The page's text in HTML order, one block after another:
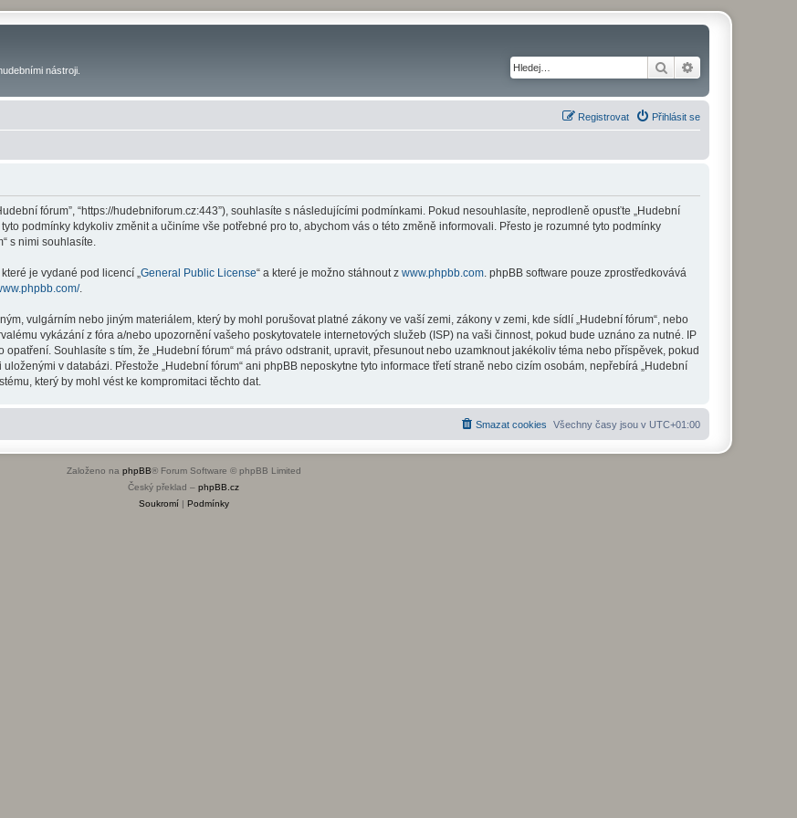
nástroji. Hledat
Přihlásit se
Registrovat
fórum”, “https://hudebniforum.cz:443”), souhlasíte s následujícími podmínkami. Pokud nesouhlasíte, neprodleně opusťte „Hudební
podmínky kdykoliv změnit a učiníme vše potřebné pro to, abychom vás o této změně informovali. Přesto je rozumné tyto podmínky
s nimi souhlasíte.
je vydané pod licencí „ General Public License“ a které je možno stáhnout z www.phpbb.com . phpBB software pouze zprostředkovává
.
vulgárním nebo jiným materiálem, který by mohl porušovat platné zákony ve vaší zemi, zákony v zemi, kde sídlí „Hudební fórum“, nebo
vykázání z fóra a/nebo upozornění vašeho poskytovatele internetových služeb (ISP) na vaši činnost, pokud bude uznáno za nutné. IP
Souhlasíte s tím, že „Hudební fórum“ má právo odstranit, upravit, přesunout nebo uzamknout jakékoliv téma nebo příspěvek, pokud
v databázi. Přestože „Hudební fórum“ ani phpBB neposkytne tyto informace třetí straně nebo cizím osobám, nepřebírá „Hudební
který by mohl vést ke kompromitaci těchto dat.
Všechny časy jsou v UTC+01:00
Smazat cookies
Založeno na phpBB® Forum Software © phpBB Limited
Český překlad – phpBB.cz
Soukromí| Podmínky